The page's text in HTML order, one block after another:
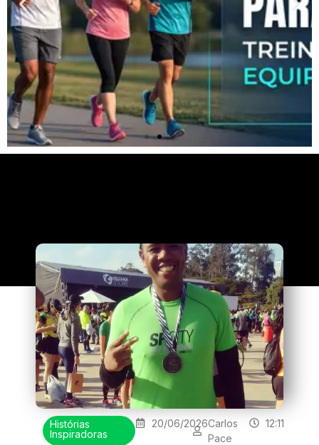
Histórias
Inspiradoras
20/06/2026Carlos
Pace
12:11